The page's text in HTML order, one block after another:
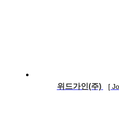
위드가인(주) [